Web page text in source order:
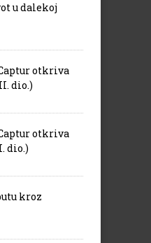
u dalekoj
otkriva
dio.)
otkriva
dio.)
kroz